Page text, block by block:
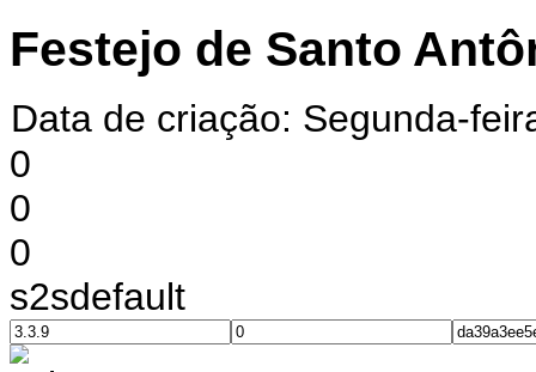
Festejo de Santo
Data de criação: Segunda-
0
0
0
s2sdefault